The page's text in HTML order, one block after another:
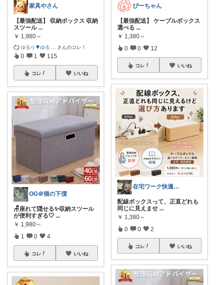
家具やさん
【最強配送】 収納ボックス 収納
スツール...
￥ 1,980～
ゆるり🌳ゆる さんのコレ！
0 1 115
コレ いいね
OG＠猫の下僕
🪑座れて隠せる✨収納スツール
が便利すぎる🤍 ...
￥ 1,980～
1 0 4
コレ いいね
ぴーちゃん
【最強配送】 ケーブルボックス
選べる ...
￥ 1,380～
0 0 12
コレ いいね
在宅ワーク快適化デスクROOM
配線ボックスって、正直どれも
同じに見えませ ...
￥ 1,380～
0 0 2
コレ いいね